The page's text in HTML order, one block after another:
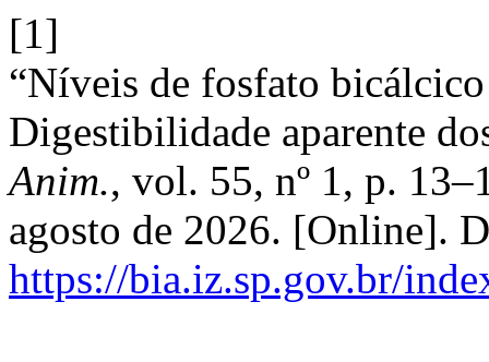
[1]
“Níveis de fosfato
Digestibilidade aparente
Anim., vol. 55, nº 1, p.
agosto de 2026. [Online].
https://bia.iz.sp.gov.br/